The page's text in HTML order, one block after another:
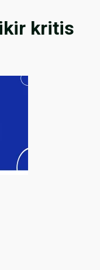
kritis